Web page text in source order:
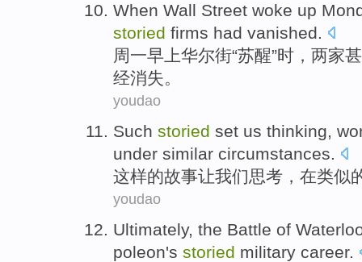
When Wall Street woke up
storied firms had vanished.
周一早上华尔街“苏醒”时 ， 两家
经消失。
youdao
Such storied set us thinking,
under similar circumstances.
这样的故事让我们思考 ， 在类似
youdao
Ultimately, the Battle of
poleon's storied military career.